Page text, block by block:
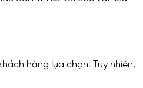
hàng lựa chọn. Tuy nhiên,